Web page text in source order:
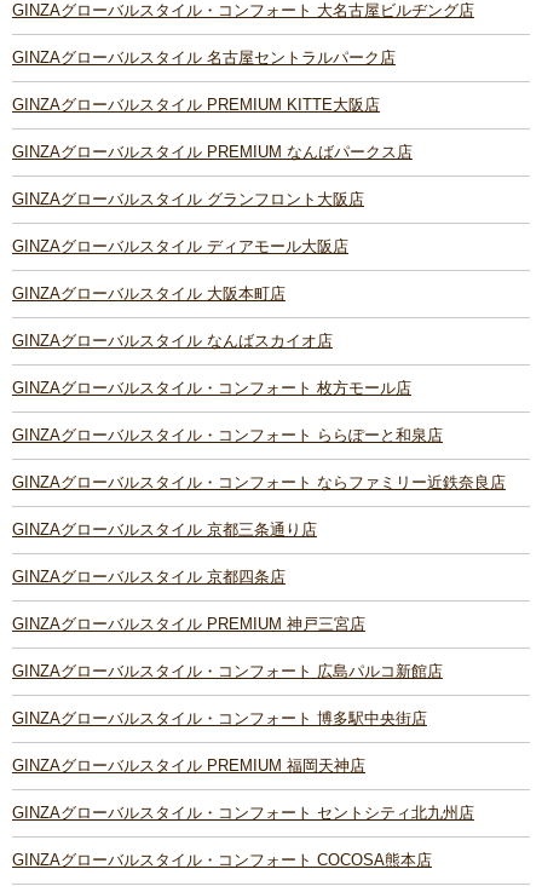
GINZAグローバルスタイル・コンフォート 大名古屋ビルヂング店
GINZAグローバルスタイル 名古屋セントラルパーク店
GINZAグローバルスタイル PREMIUM KITTE大阪店
GINZAグローバルスタイル PREMIUM なんばパークス店
GINZAグローバルスタイル グランフロント大阪店
GINZAグローバルスタイル ディアモール大阪店
GINZAグローバルスタイル 大阪本町店
GINZAグローバルスタイル なんばスカイオ店
GINZAグローバルスタイル・コンフォート 枚方モール店
GINZAグローバルスタイル・コンフォート ららぽーと和泉店
GINZAグローバルスタイル・コンフォート ならファミリー近鉄奈良店
GINZAグローバルスタイル 京都三条通り店
GINZAグローバルスタイル 京都四条店
GINZAグローバルスタイル PREMIUM 神戸三宮店
GINZAグローバルスタイル・コンフォート 広島パルコ新館店
GINZAグローバルスタイル・コンフォート 博多駅中央街店
GINZAグローバルスタイル PREMIUM 福岡天神店
GINZAグローバルスタイル・コンフォート セントシティ北九州店
GINZAグローバルスタイル・コンフォート COCOSA熊本店